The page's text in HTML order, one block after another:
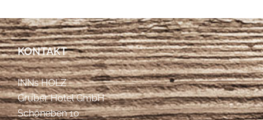
KONTAKT
INNs HOLZ
Gruber Hotel GmbH
Schöneben 10